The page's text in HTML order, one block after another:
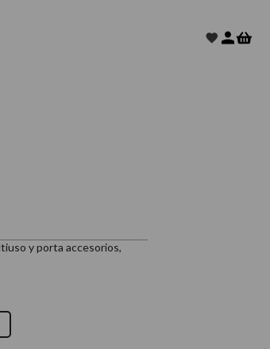
y porta accesorios,